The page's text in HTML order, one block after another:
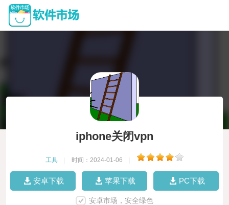
iphone关闭vpn
工具 时间：2024-01-06
安卓下载 苹果下载 PC下载
安卓市场，安全绿色